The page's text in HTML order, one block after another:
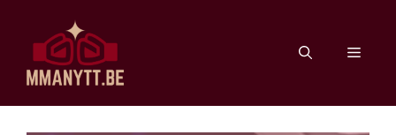
contenu